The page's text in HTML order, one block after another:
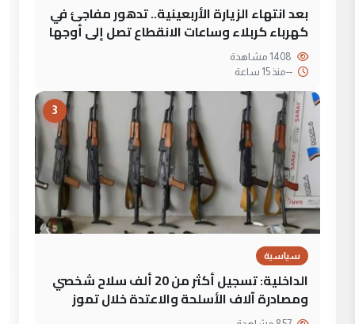
بعد انتهاء الزيارة الأربعينية.. تدهور مفاجئ في
كهرباء كربلاء وساعات الانقطاع تصل إلى أوجها
--منذ 15 ساعة
3
سياسية
الداخلية: تسجيل أكثر من 20 ألف سلاح شخصي
ومصادرة آلاف الأسلحة والاعتدة خلال تموز